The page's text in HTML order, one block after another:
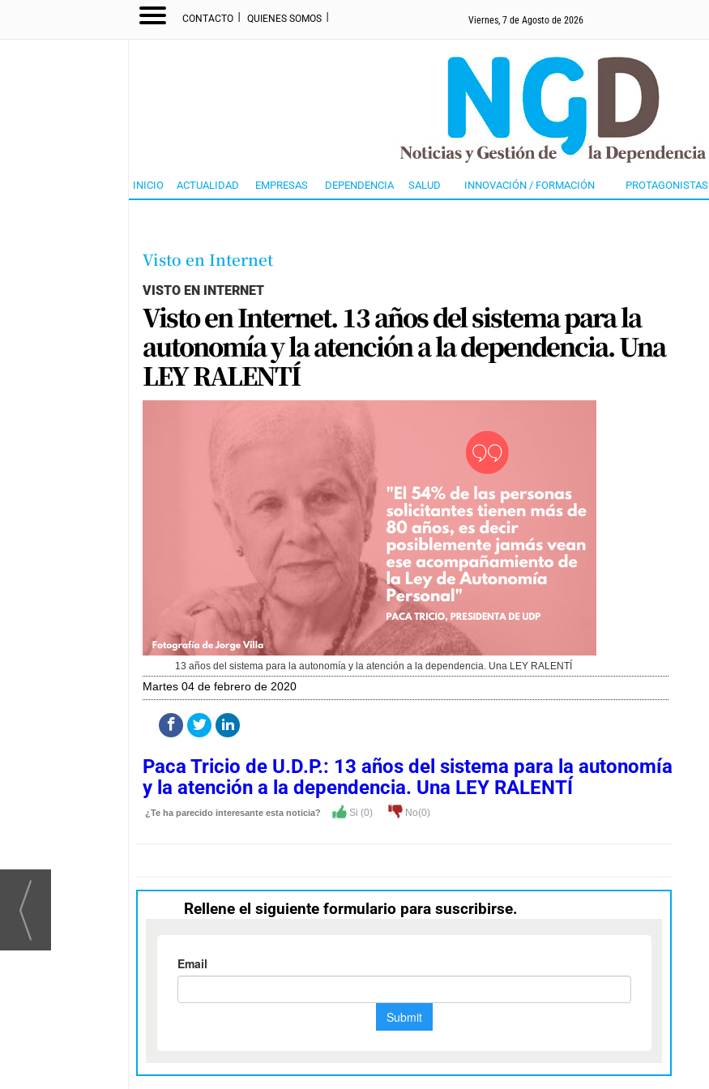
CONTACTO I QUIENES SOMOS I Viernes, 7 de Agosto de 2026
INICIO ACTUALIDAD EMPRESAS DEPENDENCIA SALUD INNOVACIÓN / FORMACIÓN PROTAGONISTAS
Visto en Internet
VISTO EN INTERNET
Visto en Internet. 13 años del sistema para la
autonomía y la atención a la dependencia. Una
LEY RALENTÍ
13 años del sistema para la autonomía y la atención a la dependencia. Una LEY RALENTÍ
martes 04 de febrero de 2020
Paca Tricio de U.D.P.: 13 años del sistema para la autonomía
y la atención a la dependencia. Una LEY RALENTÍ
¿Te ha parecido interesante esta noticia? Si (0) No(0)
Rellene el siguiente formulario para suscribirse.